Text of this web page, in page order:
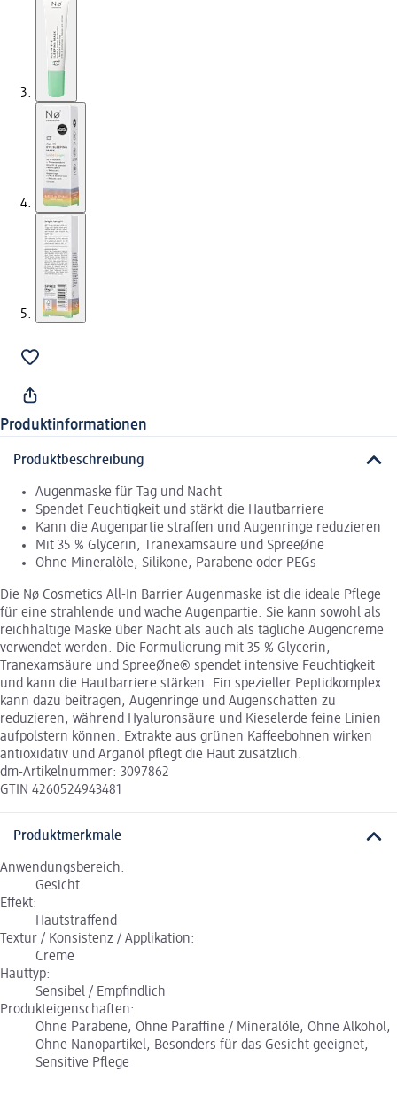
Produktinformationen
Produktbeschreibung
Augenmaske für Tag und Nacht
Spendet Feuchtigkeit und stärkt die Hautbarriere
Kann die Augenpartie straffen und Augenringe reduzieren
Mit 35 % Glycerin, Tranexamsäure und SpreeØne
Ohne Mineralöle, Silikone, Parabene oder PEGs
Die Nø Cosmetics All-In Barrier Augenmaske ist die ideale Pflege
für eine strahlende und wache Augenpartie. Sie kann sowohl als
reichhaltige Maske über Nacht als auch als tägliche Augencreme
verwendet werden. Die Formulierung mit 35 % Glycerin,
Tranexamsäure und SpreeØne® spendet intensive Feuchtigkeit
und kann die Hautbarriere stärken. Ein spezieller Peptidkomplex
kann dazu beitragen, Augenringe und Augenschatten zu
reduzieren, während Hyaluronsäure und Kieselerde feine Linien
aufpolstern können. Extrakte aus grünen Kaffeebohnen wirken
antioxidativ und Arganöl pflegt die Haut zusätzlich.
dm-Artikelnummer: 3097862
GTIN 4260524943481
Produktmerkmale
Anwendungsbereich:
Gesicht
Effekt:
Hautstraffend
Textur / Konsistenz / Applikation:
Creme
Hauttyp:
Sensibel / Empfindlich
Produkteigenschaften:
Ohne Parabene, Ohne Paraffine / Mineralöle, Ohne Alkohol,
Ohne Nanopartikel, Besonders für das Gesicht geeignet,
Sensitive Pflege